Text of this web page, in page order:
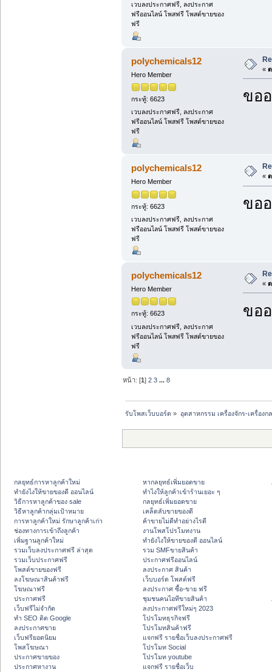
เวบลงประกาศฟรี, ลงประกาศ
ฟรีออนไลน์ โพสฟรี โพสต์ขายของ
ฟรี
polychemicals12
Hero Member
กระทู้: 6623
เวบลงประกาศฟรี, ลงประกาศ
ฟรีออนไลน์ โพสฟรี โพสต์ขายของ
ฟรี
«
ขอ
polychemicals12
Hero Member
กระทู้: 6623
เวบลงประกาศฟรี, ลงประกาศ
ฟรีออนไลน์ โพสฟรี โพสต์ขายของ
ฟรี
«
ขอ
polychemicals12
Hero Member
กระทู้: 6623
เวบลงประกาศฟรี, ลงประกาศ
ฟรีออนไลน์ โพสฟรี โพสต์ขายของ
ฟรี
«
ขอ
หน้า: [1]2 3 ...8
รับโพสเว็บบอร์ด » อุตสาหกรรม เครื่องจักร-เครื่อง
กลยุทธ์การหาลูกค้าใหม่
ทํายังไงให้ขายของดี ออนไลน์
วิธีการหาลูกค้าของ sale
วิธีหาลูกค้ากลุ่มเป้าหมาย
การหาลูกค้าใหม่ รักษาลูกค้าเก่า
ช่องทางการเข้าถึงลูกค้า
เพิ่มฐานลูกค้าใหม่
รวมเว็บลงประกาศฟรี ล่าสุด
รวมเว็บประกาศฟรี
โพสต์ขายของฟรี
ลงโฆษณาสินค้าฟรี
โฆษณาฟรี
ประกาศฟรี
เว็บฟรีไม่จำกัด
ทำ SEO ติด Google
ลงประกาศขาย
เว็บฟรียอดนิยม
โพสโฆษณา
ประกาศขายของ
ประกาศหางาน
หากลยุทธ์เพิ่มยอดขาย
ทําไงให้ลูกค้าเข้าร้านเยอะ ๆ
กลยุทธ์เพิ่มยอดขาย
เคล็ดลับขายของดี
ค้าขายไม่ดีทำอย่างไรดี
งานโพสโปรโมทงาน
ทํายังไงให้ขายของดี ออนไลน์
รวม SMFขายสินค้า
ประกาศฟรีออนไลน์
ลงประกาศ สินค้า
เว็บบอร์ด โพสต์ฟรี
ลงประกาศ ซื้อ-ขาย ฟรี
ชุมชนคนไอทีขายสินค้า
ลงประกาศฟรีใหม่ๆ 2023
โปรโมทธุรกิจฟรี
โปรโมทสินค้าฟรี
แจกฟรี รายชื่อเว็บลงประกาศฟรี
โปรโมท Social
โปรโมท youtube
แจกฟรี รายชื่อเว็บ